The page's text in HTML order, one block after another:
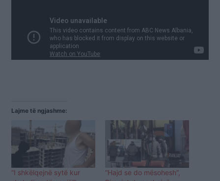
Lajme të ngjashme:
“I shkëlqejnë sytë kur
“Hajd se do mësohesh”,